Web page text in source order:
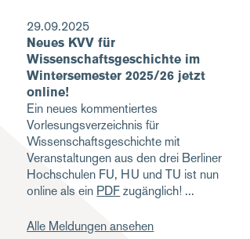
29.09.2025
Neues KVV für
Wissenschaftsgeschichte im
Wintersemester 2025/26 jetzt
online!
Ein neues kommentiertes
Vorlesungsverzeichnis für
Wissenschaftsgeschichte mit
Veranstaltungen aus den drei Berliner
Hochschulen FU, HU und TU ist nun
online als ein PDFzugänglich!
Alle Meldungen ansehen